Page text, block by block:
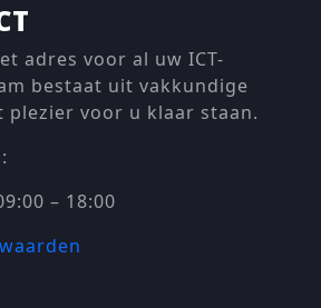
adres voor al uw ICT-
bestaat uit vakkundige
plezier voor u klaar staan.
– 18:00